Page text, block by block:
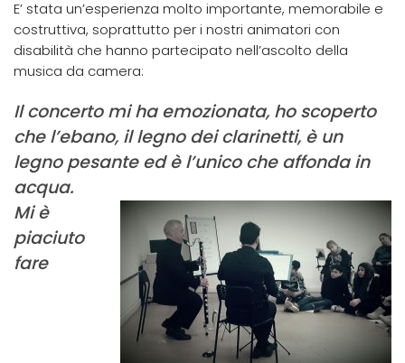
E’ stata un’esperienza molto importante, memorabile e
costruttiva, soprattutto per i nostri animatori con
disabilità che hanno partecipato nell’ascolto della
musica da camera:
Il concerto mi ha emozionata, ho scoperto
che l’ebano, il legno dei clarinetti, è un
legno pesante ed è l’unico cheaffonda in
acqua.
Mi è
piaciuto
fare